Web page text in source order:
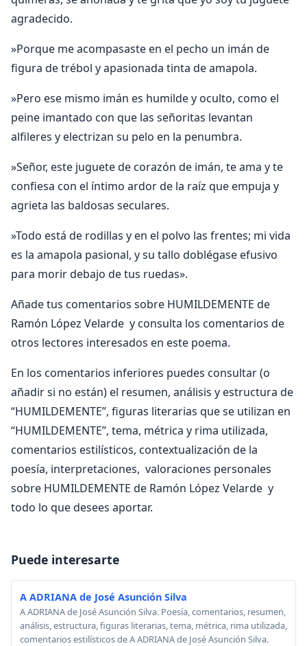
agradecido.
»Porque me acompasaste en el pecho un imán de
figura de trébol y apasionada tinta de amapola.
»Pero ese mismo imán es humilde y oculto, como el
peine imantado con que las señoritas levantan
alfileres y electrizan su pelo en la penumbra.
»Señor, este juguete de corazón de imán, te ama y te
confiesa con el íntimo ardor de la raíz que empuja y
agrieta las baldosas seculares.
»Todo está de rodillas y en el polvo las frentes; mi vida
es la amapola pasional, y su tallo doblégase efusivo
para morir debajo de tus ruedas».
Añade tus comentarios sobre HUMILDEMENTE de
Ramón López Velarde y consulta los comentarios de
otros lectores interesados en este poema.
En los comentarios inferiores puedes consultar (o
añadir si no están) el resumen, análisis y estructura de
“HUMILDEMENTE”, figuras literarias que se utilizan en
“HUMILDEMENTE”, tema, métrica y rima utilizada,
comentarios estilísticos, contextualización de la
poesía, interpretaciones, valoraciones personales
sobre HUMILDEMENTE de Ramón López Velarde y
todo lo que desees aportar.
Puede interesarte
A ADRIANA de José Asunción Silva
A ADRIANA de José Asunción Silva. Poesía, comentarios, resumen,
análisis, estructura, figuras literarias, tema, métrica, rima utilizada,
comentarios estilísticos de A ADRIANA de José Asunción Silva.